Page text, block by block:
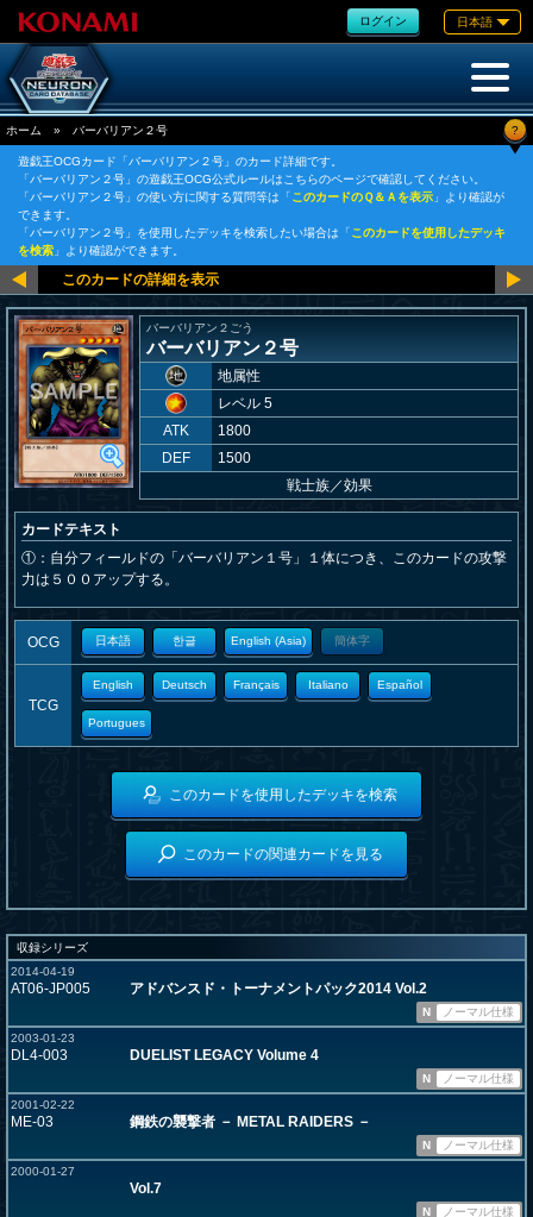
ログイン 日本語
ホーム » バーバリアン２号 ?
遊戯王OCGカード「バーバリアン２号」のカード詳細です。
「バーバリアン２号」の遊戯王OCG公式ルールはこちらのページで確認してください。
「バーバリアン２号」の使い方に関する質問等は「このカードのＱ＆Ａを表示 」より確認が
できます。
「バーバリアン２号」を使用したデッキを検索したい場合は「このカードを使用したデッキ
を検索 」より確認ができます。
バーバリアン２ごう
バーバリアン２号
地属性
レベル 5
ATK
1800
DEF
1500
戦士族／効果
カードテキスト
①：自分フィールドの「バーバリアン１号」１体につき、このカードの攻撃
力は５００アップする。
OCG 日本語 한글 English (Asia) 簡体字
TCG
English Deutsch Français Italiano Español
Portugues
このカードを使用したデッキを検索
このカードの関連カードを見る
収録シリーズ
2014-04-19
AT06-JP005 アドバンスド・トーナメントパック2014 Vol.2
N
ノーマル仕様
2003-01-23
DL4-003 DUELIST LEGACY Volume 4
N
ノーマル仕様
2001-02-22
ME-03 鋼鉄の襲撃者 － METAL RAIDERS －
N
ノーマル仕様
2000-01-27
Vol.7
N ノーマル仕様